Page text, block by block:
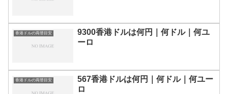
香港ドルの両替目安
9300香港ドルは何円｜何ドル｜何ユ
ーロ
香港ドルの両替目安
567香港ドルは何円｜何ドル｜何ユー
ロ